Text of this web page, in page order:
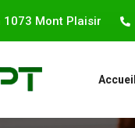
1073 Mont Plaisir
Accueil